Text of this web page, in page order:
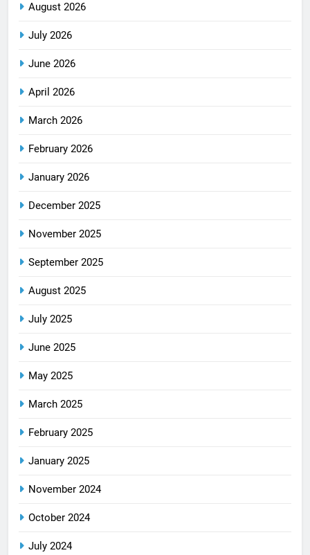
August 2026
July 2026
June 2026
April 2026
March 2026
February 2026
January 2026
December 2025
November 2025
September 2025
August 2025
July 2025
June 2025
May 2025
March 2025
February 2025
January 2025
November 2024
October 2024
July 2024